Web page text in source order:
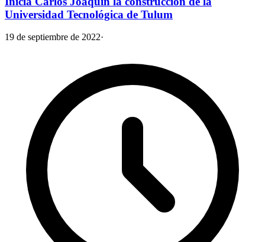
Universidad Tecnológica de Tulum
19 de septiembre de 2022·